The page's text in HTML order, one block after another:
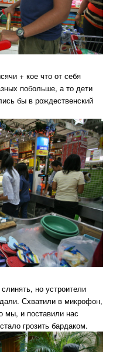
+ кое что от себя
побольше, а то дети
бы в рождественский
но устроители
Схватили в микрофон,
мы, и поставили нас
грозить бардаком.